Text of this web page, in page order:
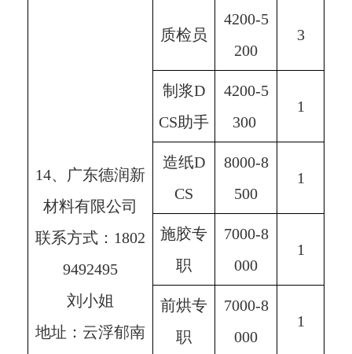
14、广东德润新
材料有限公司
联系方式：1802
9492495
刘小姐
地址：云浮郁南
质检员
4200-5
200
3
制浆D
CS助手
4200-5
300
1
造纸D
CS
8000-8
500
1
施胶专
职
7000-8
000
1
前烘专
职
7000-8
000
1